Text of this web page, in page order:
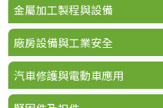
金屬加工製程與設備
廠房設備與工業安全
汽車修護與電動車應用